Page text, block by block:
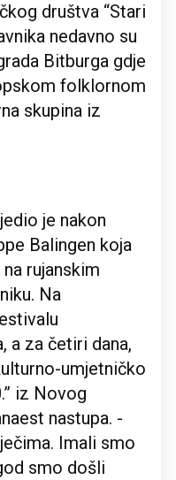
društva “Stari
nedavno su
Bitburga gdje
folklornom
skupina iz
je nakon
Balingen koja
rujanskim
Na
a za četiri dana,
umjetničko
iz Novog
nastupa. -
Imali smo
smo došli